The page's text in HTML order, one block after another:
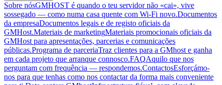
Sobre nósGMHOST é quando o teu servidor não «cai», vive
sossegado — como numa casa quente com Wi-Fi novo.Documentos
da empresaDocumentos legais e de registo oficiais da
GMHost.Materiais de marketingMateriais promocionais oficiais da
GMHost para apresentações, parcerias e comunicações
públicas.Programa de parceriaTraz clientes para a GMhost e ganha
em cada projeto que arranque connosco.FAQAquilo que nos
perguntam com frequência — respondemos.ContactosEsforçámo-
nos para que tenhas como nos contactar da forma mais conveniente